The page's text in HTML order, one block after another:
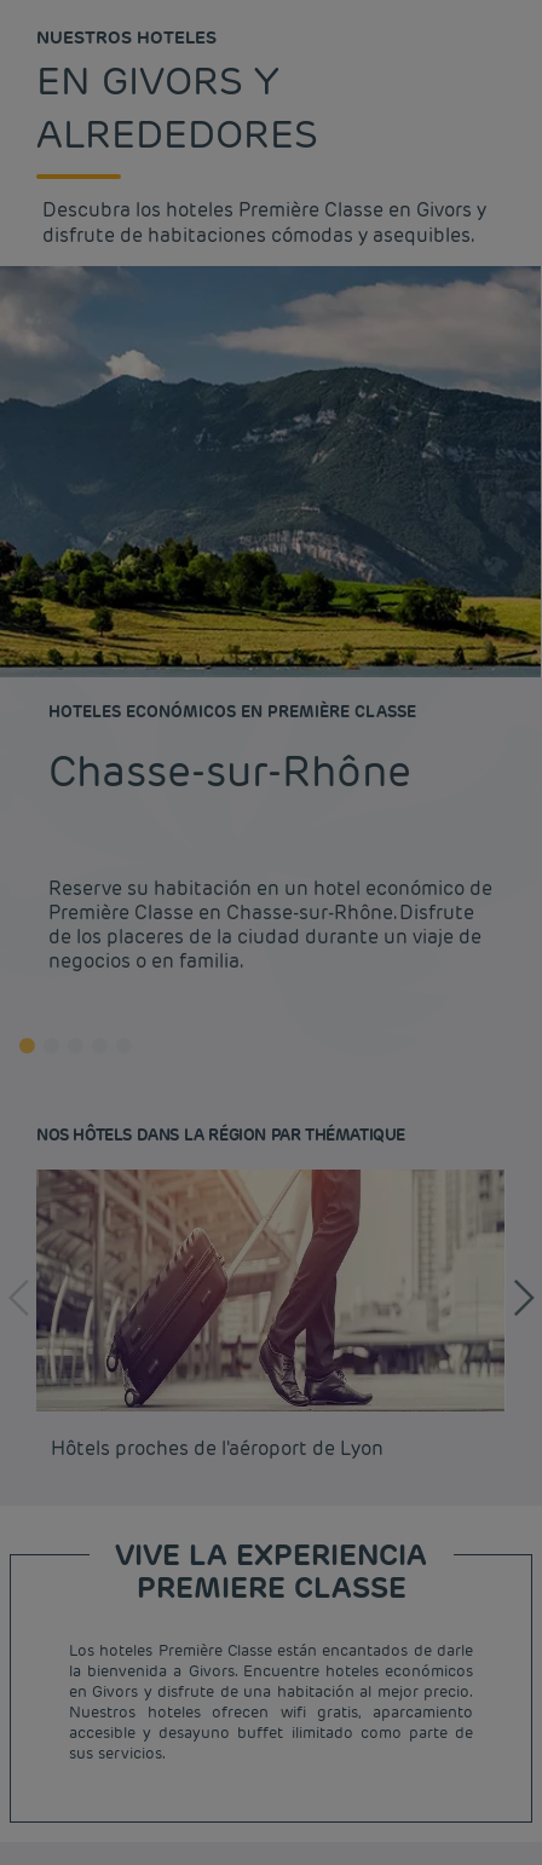
NUESTROS HOTELES
EN GIVORS Y
ALREDEDORES
Descubra los hoteles Première Classe en Givors y
disfrute de habitaciones cómodas y asequibles.
HOTELES ECONÓMICOS EN PREMIÈRE CLASSE
Chasse-sur-Rhône
Reserve su habitación en un hotel económico de
Première Classe en Chasse-sur-Rhône. Disfrute
de los placeres de la ciudad durante un viaje de
negocios o en familia.
NOS HÔTELS DANS LA RÉGION PAR THÉMATIQUE
Hôtels proches de l'aéroport de Lyon
VIVE LA EXPERIENCIA
PREMIERE CLASSE
Los hoteles Première Classe están encantados de darle
la bienvenida a Givors. Encuentre hoteles económicos
en Givors y disfrute de una habitación al mejor precio.
Nuestros hoteles ofrecen wifi gratis, aparcamiento
accesible y desayuno buffet ilimitado como parte de
sus servicios.
Hoteles baratos París
Hoteles baratos Francia
Hoteles baratos Marsella
Hoteles baratos Burdeos
Hoteles baratos Toulouse
Avisos legales
Términos y Condiciones Generales